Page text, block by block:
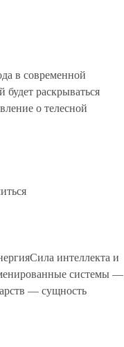
современной
раскрываться
о телесной
интеллекта и
системы —
— сущность